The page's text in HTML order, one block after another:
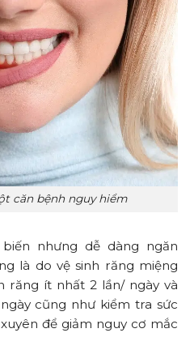
căn bệnh nguy hiểm
nhưng dễ dàng ngăn
là do vệ sinh răng miệng
răng ít nhất 2 lần/ ngày và
cũng như kiểm tra sức
để giảm nguy cơ mắc